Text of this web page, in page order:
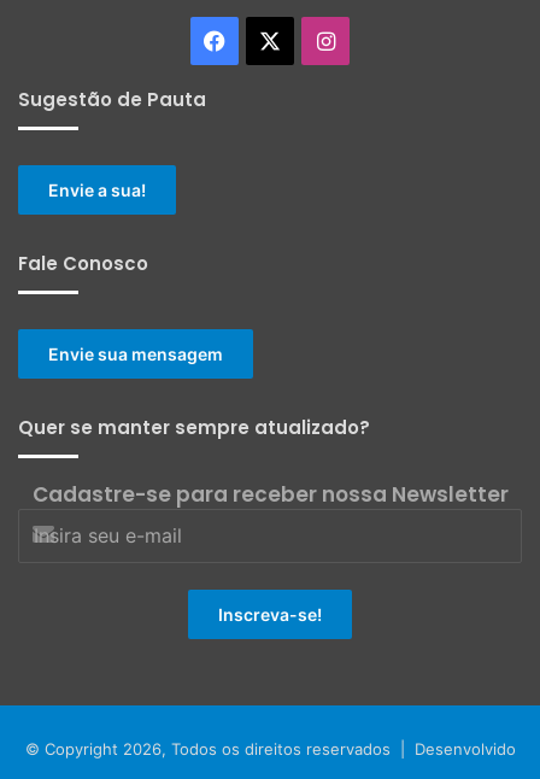
Facebook Instagram
Sugestão de Pauta
Envie a sua!
Fale Conosco
Envie sua mensagem
Quer se manter sempre atualizado?
Cadastre-se para receber nossa Newsletter
© Copyright 2026, Todos os direitos reservados | Desenvolvido